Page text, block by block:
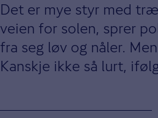
Det er mye styr med
veien for solen, sprer
fra seg løv og nåler.
Kanskje ikke så lurt,